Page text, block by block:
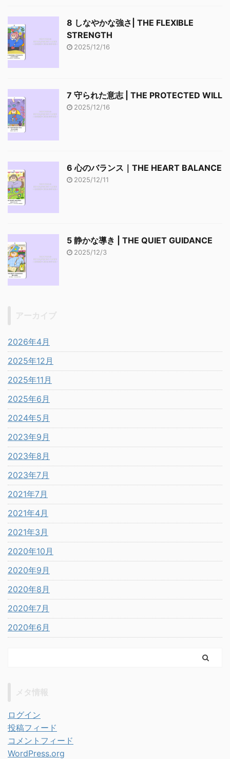
8 しなやかな強さ| THE FLEXIBLE
STRENGTH
2025/12/16
7 守られた意志 | THE PROTECTED WILL
2025/12/16
6 心のバランス｜THE HEART BALANCE
2025/12/11
5 静かな導き | THE QUIET GUIDANCE
2025/12/3
2026年4月
2025年12月
2025年11月
2025年6月
2024年5月
2023年9月
2023年8月
2023年7月
2021年7月
2021年4月
2021年3月
2020年10月
2020年9月
2020年8月
2020年7月
2020年6月
ログイン
投稿フィード
コメントフィード
WordPress.org